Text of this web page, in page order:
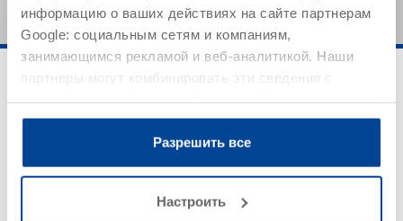
информацию о ваших действиях на сайте партнерам
Google: социальным сетям и компаниям,
занимающимся рекламой и веб-аналитикой. Наши
партнеры могут комбинировать эти сведения с
данными, которые они получили при использовании
Разрешить все
Настроить